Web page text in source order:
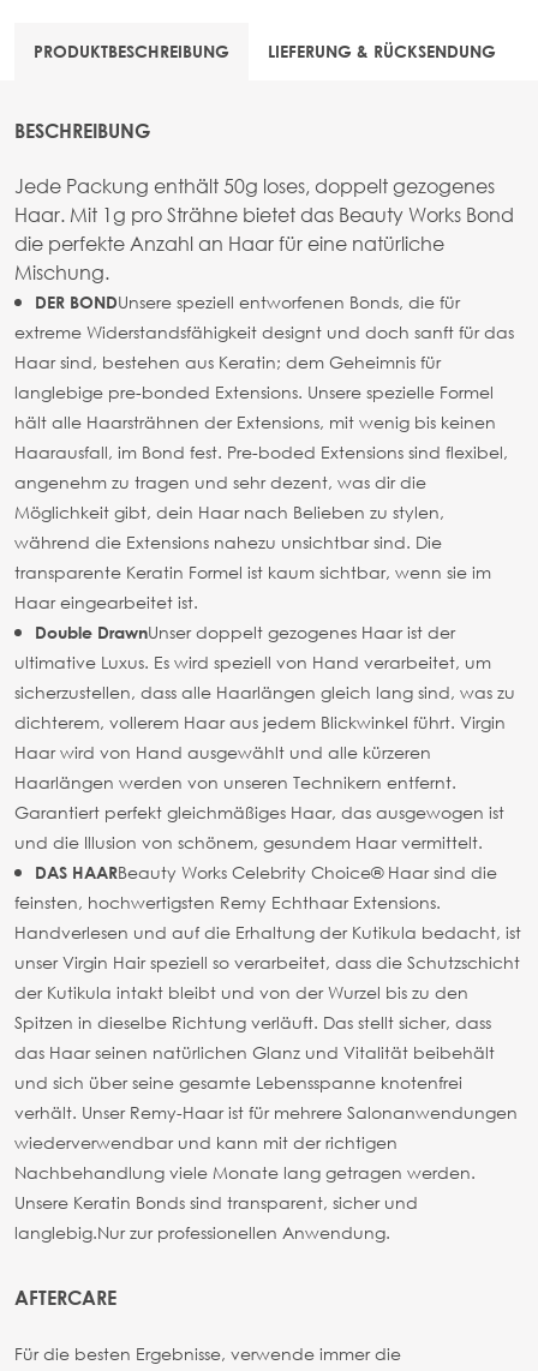
PRODUKTBESCHREIBUNG LIEFERUNG & RÜCKSENDUNG
BESCHREIBUNG
Jede Packung enthält 50g loses, doppelt gezogenes
Haar. Mit 1g pro Strähne bietet das Beauty Works Bond
die perfekte Anzahl an Haar für eine natürliche
Mischung.
DER BONDUnsere speziell entworfenen Bonds, die für
extreme Widerstandsfähigkeit designt und doch sanft für das
Haar sind, bestehen aus Keratin; dem Geheimnis für
langlebige pre-bonded Extensions. Unsere spezielle Formel
hält alle Haarsträhnen der Extensions, mit wenig bis keinen
Haarausfall, im Bond fest. Pre-boded Extensions sind flexibel,
angenehm zu tragen und sehr dezent, was dir die
Möglichkeit gibt, dein Haar nach Belieben zu stylen,
während die Extensions nahezu unsichtbar sind. Die
transparente Keratin Formel ist kaum sichtbar, wenn sie im
Haar eingearbeitet ist.
Double DrawnUnser doppelt gezogenes Haar ist der
ultimative Luxus. Es wird speziell von Hand verarbeitet, um
sicherzustellen, dass alle Haarlängen gleich lang sind, was zu
dichterem, vollerem Haar aus jedem Blickwinkel führt. Virgin
Haar wird von Hand ausgewählt und alle kürzeren
Haarlängen werden von unseren Technikern entfernt.
Garantiert perfekt gleichmäßiges Haar, das ausgewogen ist
und die Illusion von schönem, gesundem Haar vermittelt.
DAS HAARBeauty Works Celebrity Choice® Haar sind die
feinsten, hochwertigsten Remy Echthaar Extensions.
Handverlesen und auf die Erhaltung der Kutikula bedacht, ist
unser Virgin Hair speziell so verarbeitet, dass die Schutzschicht
der Kutikula intakt bleibt und von der Wurzel bis zu den
Spitzen in dieselbe Richtung verläuft. Das stellt sicher, dass
das Haar seinen natürlichen Glanz und Vitalität beibehält
und sich über seine gesamte Lebensspanne knotenfrei
verhält. Unser Remy-Haar ist für mehrere Salonanwendungen
wiederverwendbar und kann mit der richtigen
Nachbehandlung viele Monate lang getragen werden.
Unsere Keratin Bonds sind transparent, sicher und
langlebig.Nur zur professionellen Anwendung.
AFTERCARE
Für die besten Ergebnisse, verwende immer die